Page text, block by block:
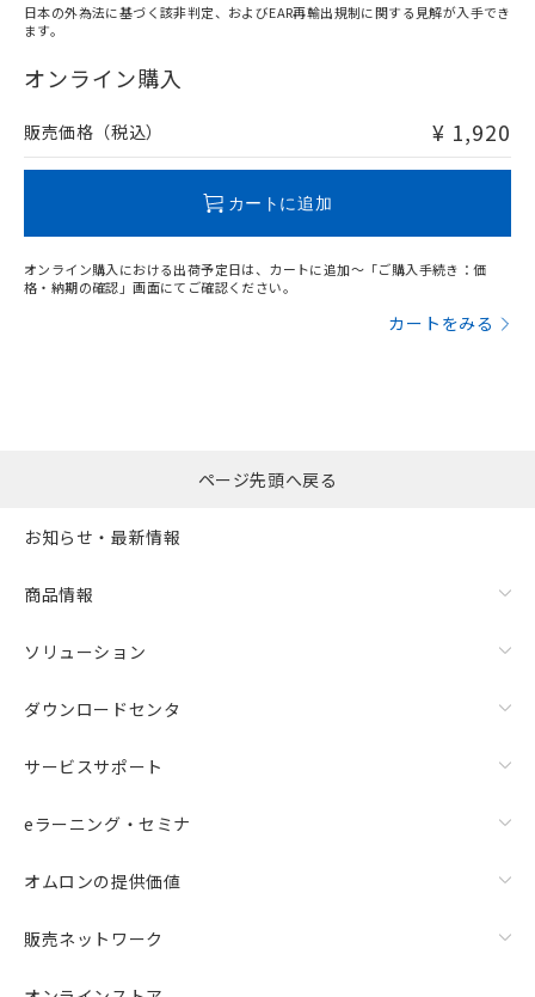
在庫等で未対応品が混在する可能性があります。
問い合わせください。
日本の外為法に基づく該非判定、およびEAR再輸出規制に関する見解が入手でき
ます。
オンライン購入
販売価格（税込） ¥ 1,920
カートに追加
オンライン購入における出荷予定日は、カートに追加～「ご購入手続き：価
格・納期の確認」画面にてご確認ください。
カートをみる
ページ先頭へ戻る
お知らせ・最新情報
商品情報
ソリューション
ダウンロードセンタ
サービスサポート
eラーニング・セミナ
オムロンの提供価値
販売ネットワーク